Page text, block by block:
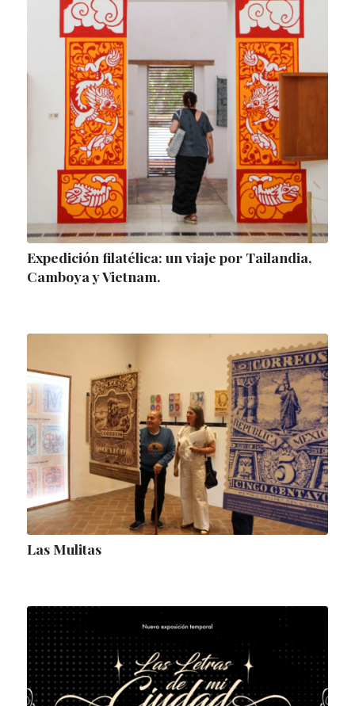
Expedición filatélica: un viaje por Tailandia,
Camboya y Vietnam.
Las Mulitas